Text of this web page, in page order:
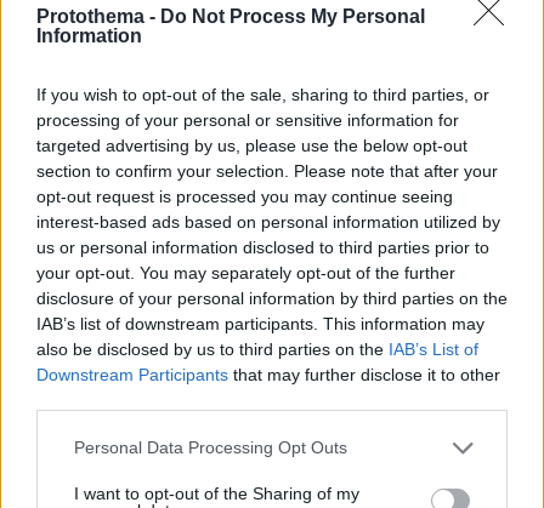
Protothema - Do Not Process My Personal
Information
If you wish to opt-out of the sale, sharing to third parties, or
processing of your personal or sensitive information for
targeted advertising by us, please use the below opt-out
section to confirm your selection. Please note that after your
opt-out request is processed you may continue seeing
interest-based ads based on personal information utilized by
us or personal information disclosed to third parties prior to
your opt-out. You may separately opt-out of the further
disclosure of your personal information by third parties on the
IAB’s list of downstream participants. This information may
also be disclosed by us to third parties on the IAB’s List of
Downstream Participants that may further disclose it to other
Please note that this website/app uses one or more Google
not limited to your visit or usage behaviour. You may click to
Personal Data Processing Opt Outs
I want to opt-out of the Sharing of my
Ο εισαγγελέας του Αρείου Πάγου δεν ανασύρει από το
πριν 18 λεπτά
Κυριάκος Μητσοτάκης: Το πρώτο του και το αγαπημένο
του αυτοκίνητο
πριν 21 λεπτά
Καστός, Μεγανήσι, Κάλαμος: Ταξίδι στα καταπράσινα
νησιά κοντά στη Λευκάδα
πριν 22 λεπτά
Νεκρός 64χρονος άνδρας σε πισίνα ξενοδοχείου στα
Χανιά
πριν 25 λεπτά
μεγάλωσαν γενιές Αθηναίων
πριν 31 λεπτά
πριν 31 λεπτά